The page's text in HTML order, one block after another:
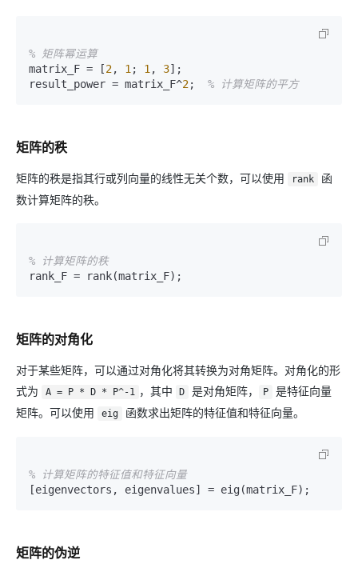
% 矩阵幂运算
matrix_F = [2, 1 ; 1 , 3];
result_power = matrix_F^2; % 计算矩阵的平方
矩阵的秩
矩阵的秩是指其行或列向量的线性无关个数，可以使用 rank
函
数计算矩阵的秩。
% 计算矩阵的秩
矩阵的对角化
对于某些矩阵，可以通过对角化将其转换为对角矩阵。对角化的形
式为
A = P * D * P^-1 ，其中 D 是对角矩阵， P
是特征向量
矩阵。可以使用
eig 函数求出矩阵的特征值和特征向量。
% 计算矩阵的特征值和特征向量
矩阵的伪逆